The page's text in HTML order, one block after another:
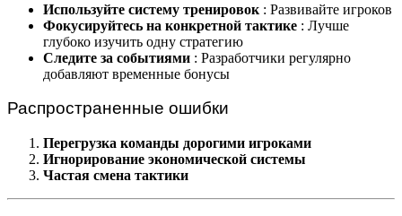
Используйте систему тренировок : Развивайте игроков
Фокусируйтесь на конкретной тактике : Лучше
глубоко изучить одну стратегию
Следите за событиями : Разработчики регулярно
добавляют временные бонусы
Распространенные ошибки
Перегрузка команды дорогими игроками
Игнорирование экономической системы
Частая смена тактики